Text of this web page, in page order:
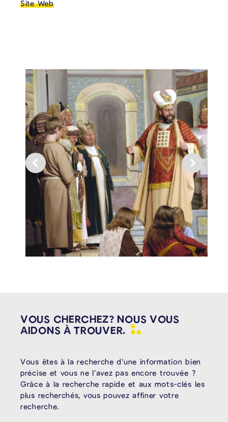
Site Web
VOUS CHERCHEZ? NOUS VOUS
AIDONS ÀTROUVER.
Vous êtes à la recherche d’une information bien
précise et vous ne l’avez pas encore trouvée ?
Grâce à la recherche rapide et aux mots-clés les
plus recherchés, vous pouvez affiner votre
recherche.